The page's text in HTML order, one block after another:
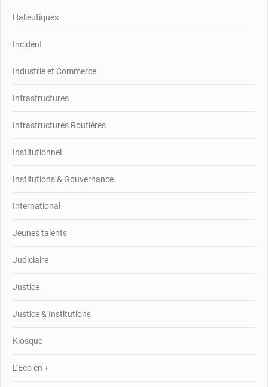
Halieutiques
Incident
Industrie et Commerce
Infrastructures
Infrastructures Routières
Institutionnel
Institutions & Gouvernance
International
Jeunes talents
Judiciaire
Justice
Justice & Institutions
Kiosque
L’Eco en +